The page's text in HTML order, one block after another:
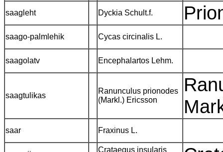
saagleht Dyckia Schult.f.
saago-palmlehik Cycas circinalis L.
saagolatv Encephalartos Lehm.
saagtulikas
Ranunculus prionodes
(Markl.) Ericsson
saar Fraxinus L.
Crataegus insularis